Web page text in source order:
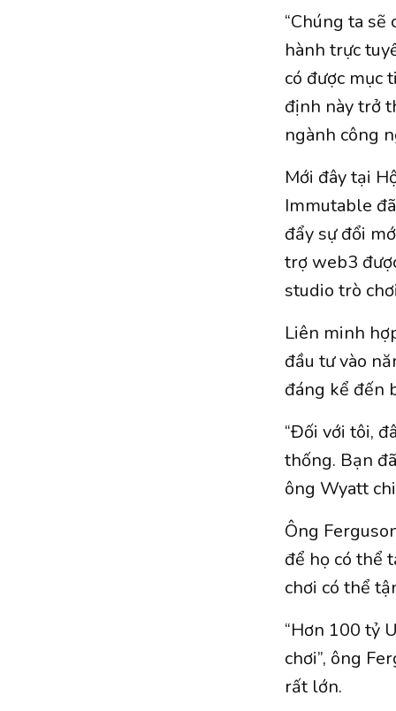
“Chúng ta
hành trực
có được mục
định này trở
ngành công
Mới đây tại
Immutable
đẩy sự đổi
trợ web3
studio trò
Liên minh
đầu tư vào
đáng kể đến
“Đối với tôi,
thống. Bạn
ông Wyatt
Ông
để họ có thể
chơi có thể
“Hơn 100 tỷ
chơi”, ông
rất lớn.